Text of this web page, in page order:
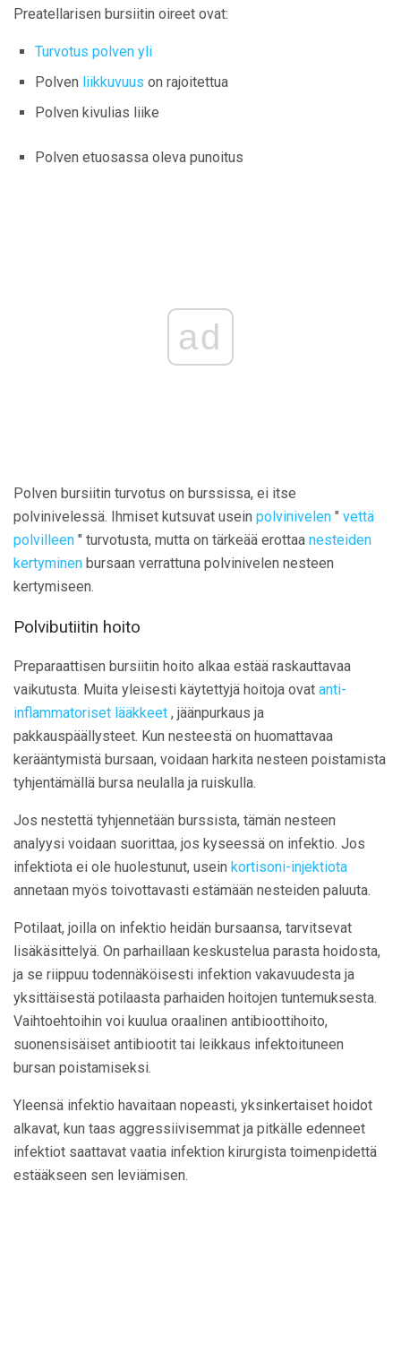
Preatellarisen bursiitin oireet ovat:
Turvotus polven yli
Polven liikkuvuus on rajoitettua
Polven kivulias liike
Polven etuosassa oleva punoitus
ad
Polven bursiitin turvotus on burssissa, ei itse
polvinivelessä. Ihmiset kutsuvat usein polvinivelen " vettä
polvilleen " turvotusta, mutta on tärkeää erottaa nesteiden
kertyminen bursaan verrattuna polvinivelen nesteen
kertymiseen.
Polvibutiitin hoito
Preparaattisen bursiitin hoito alkaa estää raskauttavaa
vaikutusta. Muita yleisesti käytettyjä hoitoja ovat anti-
inflammatoriset lääkkeet , jäänpurkaus ja
pakkauspäällysteet. Kun nesteestä on huomattavaa
kerääntymistä bursaan, voidaan harkita nesteen poistamista
tyhjentämällä bursa neulalla ja ruiskulla.
Jos nestettä tyhjennetään burssista, tämän nesteen
analyysi voidaan suorittaa, jos kyseessä on infektio. Jos
infektiota ei ole huolestunut, usein kortisoni-injektiota
annetaan myös toivottavasti estämään nesteiden paluuta.
Potilaat, joilla on infektio heidän bursaansa, tarvitsevat
lisäkäsittelyä. On parhaillaan keskustelua parasta hoidosta,
ja se riippuu todennäköisesti infektion vakavuudesta ja
yksittäisestä potilaasta parhaiden hoitojen tuntemuksesta.
Vaihtoehtoihin voi kuulua oraalinen antibioottihoito,
suonensisäiset antibiootit tai leikkaus infektoituneen
bursan poistamiseksi.
Yleensä infektio havaitaan nopeasti, yksinkertaiset hoidot
alkavat, kun taas aggressiivisemmat ja pitkälle edenneet
infektiot saattavat vaatia infektion kirurgista toimenpidettä
estääkseen sen leviämisen.